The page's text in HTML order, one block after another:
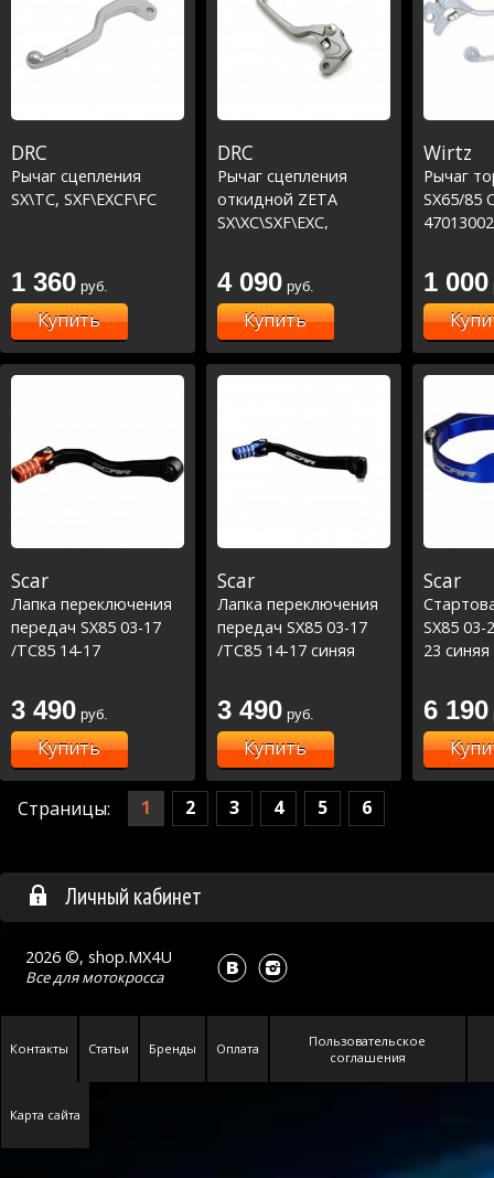
DRC
Рычаг сцепления
SX\TC, SXF\EXCF\FC
1 360 руб.
Купить
DRC
Рычаг сцепления
откидной ZETA
SX\XC\SXF\EXC,
Выжим под 3 пальца
4 090 руб.
Купить
Wirtz
Рычаг
SX65/85
1 000
Scar
Лапка переключения
передач SX85 03-17
/TC85 14-17
3 490 руб.
Купить
Scar
Лапка переключения
передач SX85 03-17
/TC85 14-17 синяя
3 490 руб.
Купить
Scar
SX85 03-
23 синяя
6 190
Страницы: 1 2 3 4 5 6
Личный кабинет
2026 ©, shop.MX4U
Все длямотокросса
Контакты Статьи Бренды Оплата
Пользовательское
соглашения
Карта сайта